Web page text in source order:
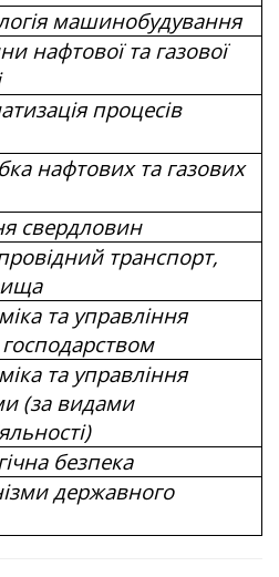
машинобудування
нафтової та газової
процесів
нафтових та газових
свердловин
транспорт,
та управління
та управління
(за видами
безпека
державного